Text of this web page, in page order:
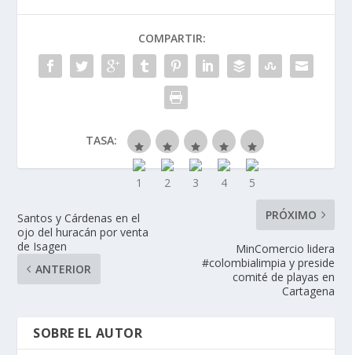
COMPARTIR:
TASA:
Santos y Cárdenas en el
ojo del huracán por venta
de Isagen
ANTERIOR
PRÓXIMO
MinComercio lidera
#colombialimpia y preside
comité de playas en
Cartagena
SOBRE EL AUTOR